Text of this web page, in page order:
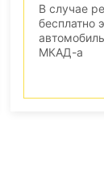
В случае
бесплатно
МКАД-а